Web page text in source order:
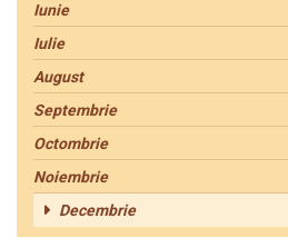
Iunie
Iulie
August
Septembrie
Octombrie
Noiembrie
Decembrie